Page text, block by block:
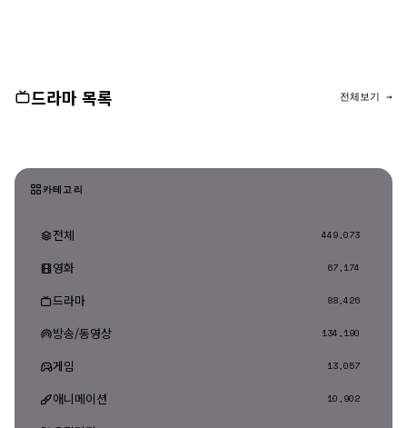
드라마 목록 전체보기 →
카테고리
전체 449,073
영화 67,174
드라마 88,426
방송/동영상 134,190
게임 13,057
애니메이션 10,902